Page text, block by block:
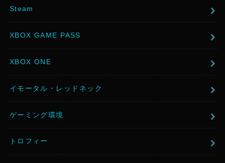
Steam
XBOX GAME PASS
XBOX ONE
イモータル・レッドネック
ゲーミング環境
トロフィー